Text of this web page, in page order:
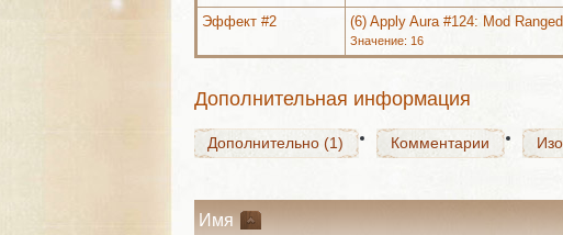
Эффект #2 (6) Apply Aura #124: Mod
Значение: 16
Дополнительная информация
Дополнительно (1) Комментарии
Дополнительно (1) Комментарии
Имя